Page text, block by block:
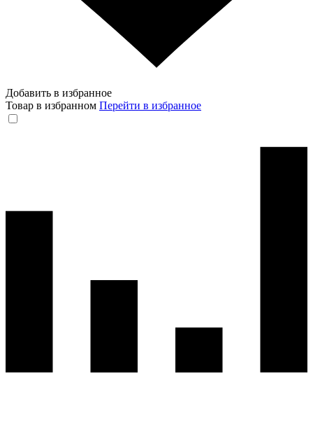
Добавить в избранное
Товар в избранном Перейти в избранное